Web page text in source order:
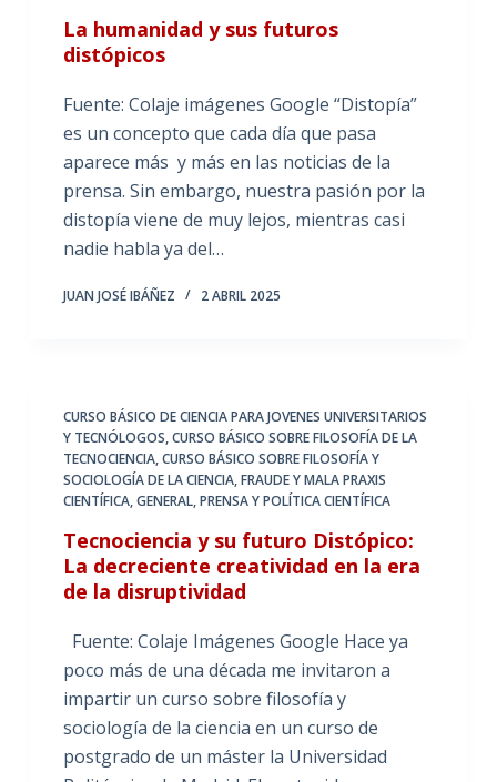
La humanidad y sus futuros
distópicos
Fuente: Colaje imágenes Google “Distopía”
es un concepto que cada día que pasa
aparece más y más en las noticias de la
prensa. Sin embargo, nuestra pasión por la
distopía viene de muy lejos, mientras casi
nadie habla ya del…
JUAN JOSÉ IBÁÑEZ 2 ABRIL 2025
CURSO BÁSICO DE CIENCIA PARA JOVENES UNIVERSITARIOS
Y TECNÓLOGOS,CURSO BÁSICO SOBRE FILOSOFÍA DE LA
TECNOCIENCIA,CURSO BÁSICO SOBRE FILOSOFÍA Y
SOCIOLOGÍA DE LA CIENCIA,FRAUDE Y MALA PRAXIS
CIENTÍFICA,GENERAL,PRENSA Y POLÍTICA CIENTÍFICA
Tecnociencia y su futuro Distópico:
La decreciente creatividad en la era
de la disruptividad
Fuente: Colaje Imágenes Google Hace ya
poco más de una década me invitaron a
impartir un curso sobre filosofía y
sociología de la ciencia en un curso de
postgrado de un máster la Universidad